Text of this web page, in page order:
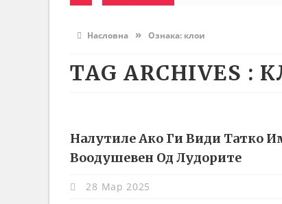
Насловна » Ознака: клои
TAG ARCHIVES :
Налутиле Ако Ги Види Татко
Воодушевен Од Лудорите
28 Мар 2025